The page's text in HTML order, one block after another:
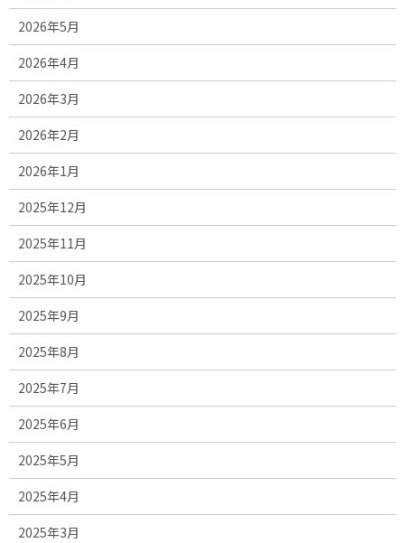
2026年5月
2026年4月
2026年3月
2026年2月
2026年1月
2025年12月
2025年11月
2025年10月
2025年9月
2025年8月
2025年7月
2025年6月
2025年5月
2025年4月
2025年3月